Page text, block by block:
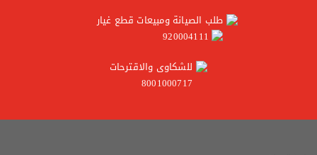
طلب الصيانة ومبيعات قطع غيار
920004111
للشكاوى والاقترحات
8001000717